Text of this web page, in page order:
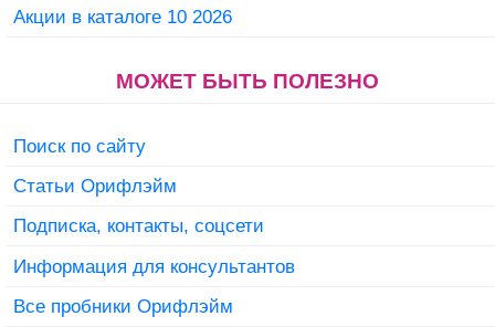
Акции в каталоге 10 2026
МОЖЕТ БЫТЬ ПОЛЕЗНО
Поиск по сайту
Статьи Орифлэйм
Подписка, контакты, соцсети
Информация для консультантов
Все пробники Орифлэйм